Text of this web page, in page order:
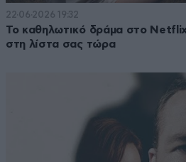
22·06·2026 19:32
Το καθηλωτικό δράμα στο
στη λίστα σας τώρα